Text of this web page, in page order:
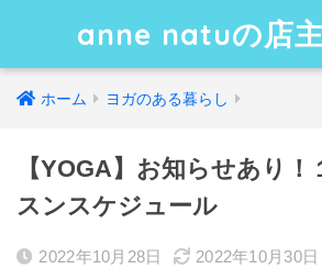
anne natuの店
ホーム ヨガのある暮らし
【YOGA】お知らせあり！
スンスケジュール
2022年10月28日 2022年10月30日